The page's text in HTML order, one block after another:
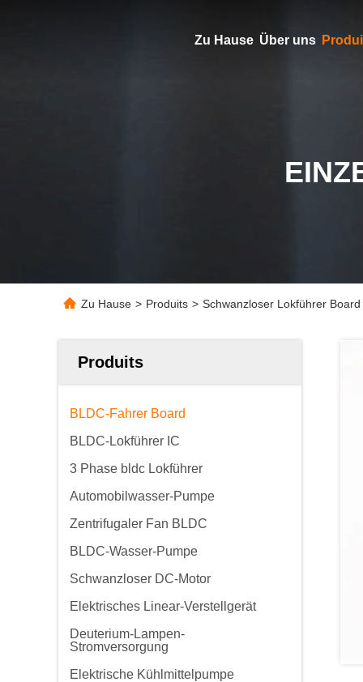
Zu Hause Über uns
Zu Hause > Produits > Schwanzloser Lokführer
Produits
BLDC-Fahrer Board
BLDC-Lokführer IC
3 Phase bldc Lokführer
Automobilwasser-Pumpe
Zentrifugaler Fan BLDC
BLDC-Wasser-Pumpe
Schwanzloser DC-Motor
Elektrisches Linear-Verstellgerät
Deuterium-Lampen-
Stromversorgung
Elektrische Kühlmittelpumpe